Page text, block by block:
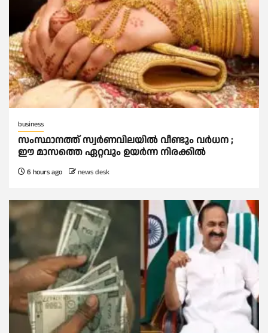
business
സംസ്ഥാനത്ത് സ്വര്‍ണവിലയില്‍ വീണ്ടും വര്‍ധന ;
ഈ മാസത്തെ ഏറ്റവും ഉയര്‍ന്ന നിരക്കില്‍
6 hours ago news desk